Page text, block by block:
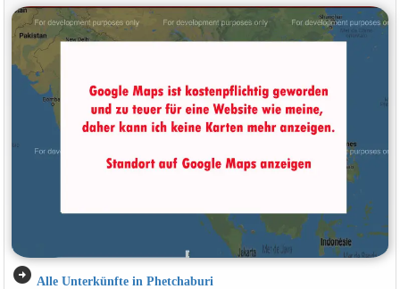
arrow_circle_right Alle Unterkünfte in Phetchaburi